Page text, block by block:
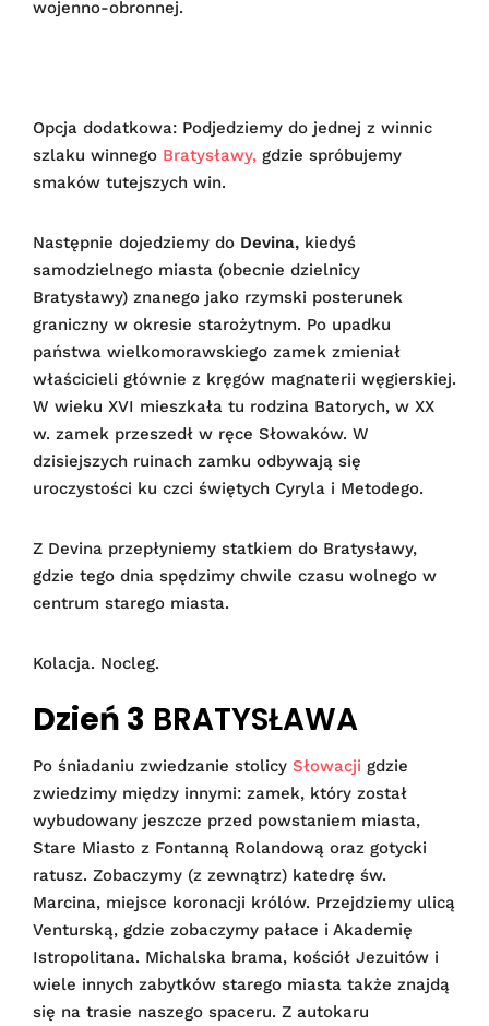
wojenno-obronnej.
Opcja dodatkowa: Podjedziemy do jednej z winnic
szlaku winnego Bratysławy, gdzie spróbujemy
smaków tutejszych win.
Następnie dojedziemy do Devina, kiedyś
samodzielnego miasta (obecnie dzielnicy
Bratysławy) znanego jako rzymski posterunek
graniczny w okresie starożytnym. Po upadku
państwa wielkomorawskiego zamek zmieniał
właścicieli głównie z kręgów magnaterii węgierskiej.
W wieku XVI mieszkała tu rodzina Batorych, w XX
w. zamek przeszedł w ręce Słowaków. W
dzisiejszych ruinach zamku odbywają się
uroczystości ku czci świętych Cyryla i Metodego.
Z Devina przepłyniemy statkiem do Bratysławy,
gdzie tego dnia spędzimy chwile czasu wolnego w
centrum starego miasta.
Kolacja. Nocleg.
Dzień 3 BRATYSŁAWA
Po śniadaniu zwiedzanie stolicy Słowacji gdzie
zwiedzimy między innymi: zamek, który został
wybudowany jeszcze przed powstaniem miasta,
Stare Miasto z Fontanną Rolandową oraz gotycki
ratusz. Zobaczymy (z zewnątrz) katedrę św.
Marcina, miejsce koronacji królów. Przejdziemy ulicą
Venturską, gdzie zobaczymy pałace i Akademię
Istropolitana. Michalska brama, kościół Jezuitów i
wiele innych zabytków starego miasta także znajdą
się na trasie naszego spaceru. Z autokaru